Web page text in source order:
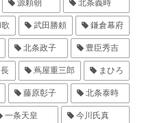
源頼朝 北条義時
武田勝頼 鎌倉幕府
北条政子 豊臣秀吉
蔦屋重三郎 まひろ
藤原彰子 北条泰時
一条天皇 今川氏真